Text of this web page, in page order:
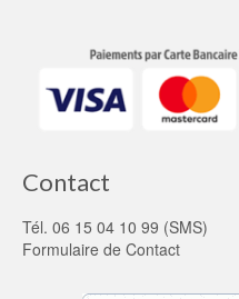
Contact
Tél. 06 15 04 10 99 (SMS)
Formulaire de Contact